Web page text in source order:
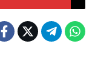
Race